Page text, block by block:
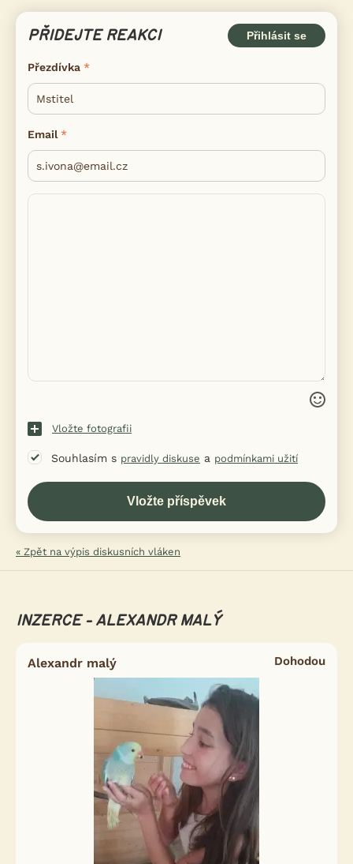
PŘIDEJTE REAKCI Přihlásit se
Přezdívka
Email
Vložte fotografii
Souhlasím s pravidly diskuse a podmínkami užití
« Zpět na výpis diskusních vláken
INZERCE - ALEXANDR MALÝ
Alexandr malý Dohodou